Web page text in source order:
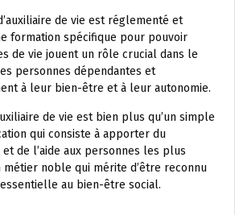
de vie est réglementé et
formation spécifique pour pouvoir
de vie jouent un rôle crucial dans le
personnes dépendantes et
à leur bien-être et à leur autonomie.
de vie est bien plus qu’un simple
qui consiste à apporter du
de l’aide aux personnes les plus
métier noble qui mérite d’être reconnu
au bien-être social.